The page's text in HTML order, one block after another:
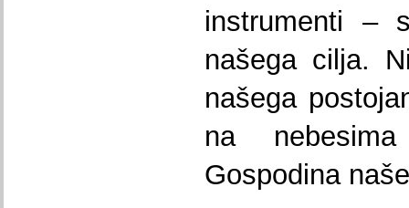
instrumenti –
našega cilja.
našega
na
Gospodina